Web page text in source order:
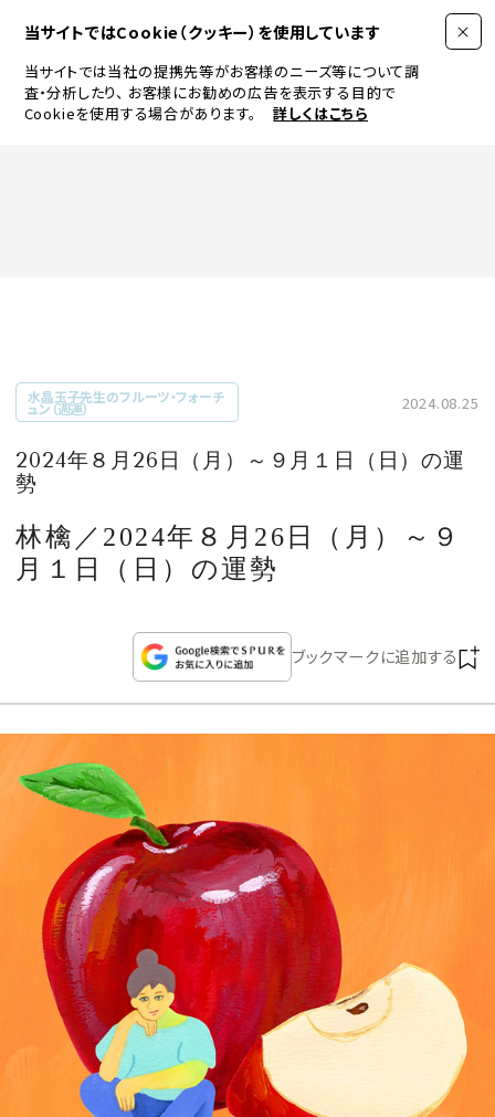
当サイトではCookie（クッキー）を使用しています
当サイトでは当社の提携先等がお客様のニーズ等について調
査・分析したり、 お客様にお勧めの広告を表示する目的で
Cookieを使用する場合があります。
詳しくはこちら
JEWELRY & WATCH
CELEBRITY
COLLECTION
WEDDING
FORTUNE
MAGAZINE
会員登録
Log in or Sign up
水晶玉子先生のフルーツ・フォーチ
ュン（週運） 2024.08.25
2024年８月26日（月）～９月１日（日）の運
勢
林檎／2024年８月26日（月）～９
月１日（日）の運勢
ブックマークに追加する